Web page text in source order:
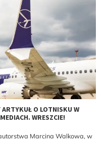
O LOTNISKU W
WRESZCIE!
Marcina Walkowa, w